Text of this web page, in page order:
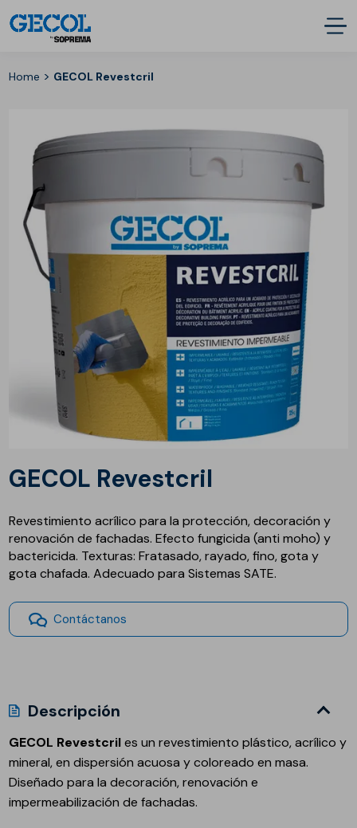
Home > GECOL Revestcril
GECOL Revestcril
Revestimiento acrílico para la protección, decoración y
renovación de fachadas. Efecto fungicida (anti moho) y
bactericida. Texturas: Fratasado, rayado, fino, gota y
gota chafada. Adecuado para Sistemas SATE.
Contáctanos
Descripción
GECOL Revestcriles un revestimiento plástico, acrílico y
mineral, en dispersión acuosa y coloreado en masa.
Diseñado para la decoración, renovación e
impermeabilización de fachadas.